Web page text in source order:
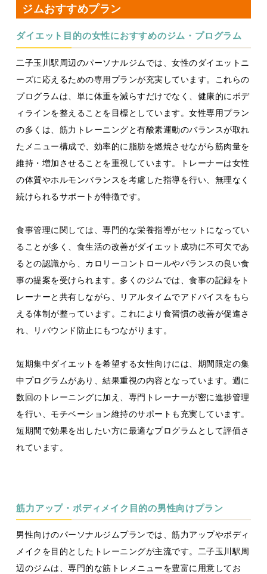
ジムおすすめプラン
ダイエット目的の女性におすすめのジム・プログラム
二子玉川駅周辺のパーソナルジムでは、女性のダイエットニ
ーズに応えるための専用プランが充実しています。これらの
プログラムは、単に体重を減らすだけでなく、健康的にボデ
ィラインを整えることを目標としています。女性専用プラン
の多くは、筋力トレーニングと有酸素運動のバランスが取れ
たメニュー構成で、効率的に脂肪を燃焼させながら筋肉量を
維持・増加させることを重視しています。トレーナーは女性
の体質やホルモンバランスを考慮した指導を行い、無理なく
続けられるサポートが特徴です。
食事管理に関しては、専門的な栄養指導がセットになってい
ることが多く、食生活の改善がダイエット成功に不可欠であ
るとの認識から、カロリーコントロールやバランスの良い食
事の提案を受けられます。多くのジムでは、食事の記録をト
レーナーと共有しながら、リアルタイムでアドバイスをもら
える体制が整っています。これにより食習慣の改善が促進さ
れ、リバウンド防止にもつながります。
短期集中ダイエットを希望する女性向けには、期間限定の集
中プログラムがあり、結果重視の内容となっています。週に
数回のトレーニングに加え、専門トレーナーが密に進捗管理
を行い、モチベーション維持のサポートも充実しています。
短期間で効果を出したい方に最適なプログラムとして評価さ
れています。
筋力アップ・ボディメイク目的の男性向けプラン
男性向けのパーソナルジムプランでは、筋力アップやボディ
メイクを目的としたトレーニングが主流です。二子玉川駅周
辺のジムは、専門的な筋トレメニューを豊富に用意してお